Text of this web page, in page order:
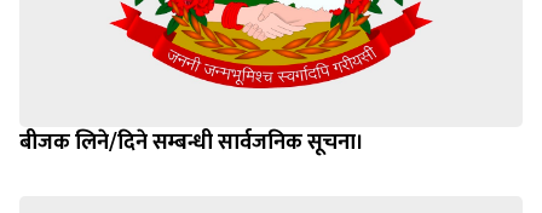
बीजक लिने/दिने सम्बन्धी सार्वजनिक सूचना।